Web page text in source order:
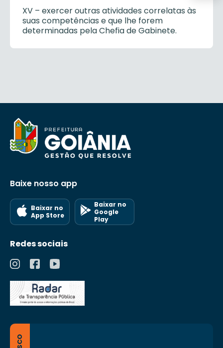
XV – exercer outras atividades correlatas às
suas competências e que lhe forem
determinadas pela Chefia de Gabinete.
Baixe nosso app
Baixar no
App Store
Baixar no
Google
Play
Redes sociais